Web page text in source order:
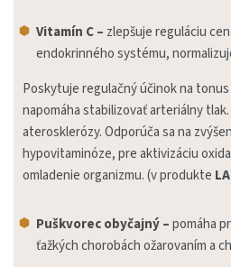
Vitamín C – zlepšuje reguláciu
endokrinného systému,
Poskytuje regulačný účinok na
napomáha stabilizovať arteriálny
aterosklerózy. Odporúča sa na
hypovitaminóze, pre aktivizáciu
omladenie organizmu.(v produkte
Puškvorec obyčajný –pomáha
ťažkých chorobách ožarovaním a